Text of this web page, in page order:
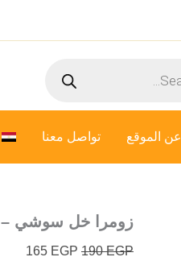
عن الموقع تواصل معنا
زومرا خل سوشي – 500 ملي
190EGP
190 EGP.
165 EGP